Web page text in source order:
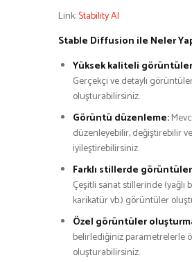
Link:Stability AI
Stable Diffusion ile Neler
Yüksek kaliteli
Gerçekçi ve detaylı
oluşturabilirsiniz.
Görüntü düzenleme:
düzenleyebilir, değiştirebilir ve
iyileştirebilirsiniz.
Farklı stillerde
Çeşitli sanat stillerinde (yağlı
karikatür vb.) görüntüler
Özel görüntüler
belirlediğiniz parametrelerle
oluşturabilirsiniz.